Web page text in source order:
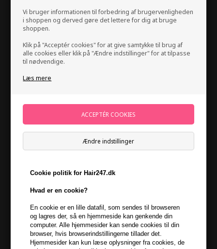
Vi bruger informationen til forbedring af brugervenligheden
i shoppen og derved gøre det lettere for dig at bruge
shoppen.
Klik på "Acceptér cookies" for at give samtykke til brug af
alle cookies eller klik på "Ændre indstillinger" for at tilpasse
til nødvendige.
Læs mere
Ændre indstillinger
Cookie politik for Hair247.dk
Hvad er en cookie?
En cookie er en lille datafil, som sendes til browseren
og lagres der, så en hjemmeside kan genkende din
computer. Alle hjemmesider kan sende cookies til din
browser, hvis browserindstillingerne tillader det.
Hjemmesider kan kun læse oplysninger fra cookies, de
268,00DKK
Du får 13 DKK til dit næste køb når du køber denne vare -
min konto
399,10 DKK FRA GRATIS FRAGT